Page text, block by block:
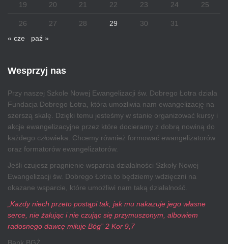
19 20 21 22 23 24 25
26 27 28 29 30
31
« cze
paź »
Wesprzyj nas
Przy naszej Szkole Nowej Ewangelizacji św. Dobrego Łotra działa
Fundacja Dobrego Łotra, która umożliwia nam ewangelizację na
szerszą skalę. Dzięki temu jesteśmy w stanie organizować kursy i
akcje ewangelizacyjne przez które docieramy z dobrą nowiną do
każdego człowieka. Chcemy również formować ewangelizatorów
oraz formatorów ewangelizatorów.
Jeśli czujesz pragnienie wsparcia działalności Szkoły Nowej
Ewangelizacji św. Dobrego Łotra to będziemy wdzięczni na
okazane wsparcie, które umożliwi nam taką działalność.
„Każdy niech przeto postąpi tak, jak mu nakazuje jego własne
serce, nie żałując i nie czując się przymuszonym, albowiem
radosnego dawcę miłuje Bóg” 2 Kor 9,7